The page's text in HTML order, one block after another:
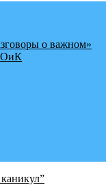
о важном»